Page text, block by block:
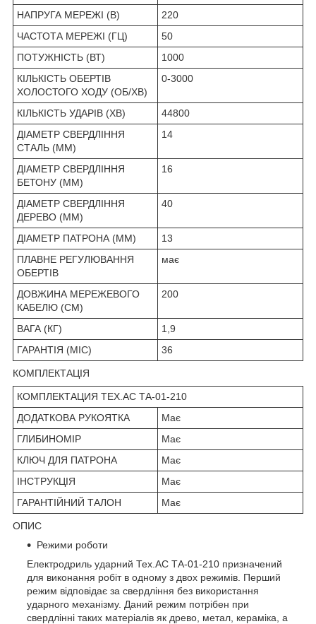
НАПРУГА МЕРЕЖІ (В)
220
ЧАСТОТА МЕРЕЖІ (ГЦ)
50
ПОТУЖНІСТЬ (ВТ)
1000
КІЛЬКІСТЬ ОБЕРТІВ
ХОЛОСТОГО ХОДУ (ОБ/ХВ)
0-3000
КІЛЬКІСТЬ УДАРІВ (ХВ)
44800
ДІАМЕТР СВЕРДЛІННЯ
СТАЛЬ (ММ)
14
ДІАМЕТР СВЕРДЛІННЯ
БЕТОНУ (ММ)
16
ДІАМЕТР СВЕРДЛІННЯ
ДЕРЕВО (ММ)
40
ДІАМЕТР ПАТРОНА (ММ)
13
ПЛАВНЕ РЕГУЛЮВАННЯ
ОБЕРТІВ
має
ДОВЖИНА МЕРЕЖЕВОГО
КАБЕЛЮ (СМ)
200
ВАГА (КГ)
1,9
ГАРАНТІЯ (МІС)
36
КОМПЛЕКТАЦІЯ
КОМПЛЕКТАЦИЯ TEX.AC ТА-01-210
ДОДАТКОВА РУКОЯТКА
Має
ГЛИБИНОМІР
Має
КЛЮЧ ДЛЯ ПАТРОНА
Має
ІНСТРУКЦІЯ
Має
ГАРАНТІЙНИЙ ТАЛОН
Має
ОПИС
Режими роботи
Електродриль ударний Тех.АС ТА-01-210 призначений
для виконання робіт в одному з двох режимів. Перший
режим відповідає за свердління без використання
ударного механізму. Даний режим потрібен при
свердлінні таких матеріалів як древо, метал, кераміка, а